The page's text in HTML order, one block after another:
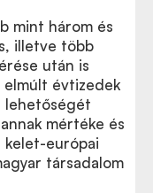
mint három és
illetve több
után is
elmúlt évtizedek
lehetőségét
mértéke és
kelet-európai
társadalom